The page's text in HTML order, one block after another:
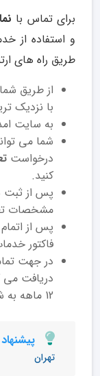
برای تماس با
و استفاده از
طریق راه های
از طریق
با نزدیک
به سایت
شما می
درخواست
کنید.
پس از ثبت
مشخصات
پس از اتمام
فاکتور
در جهت
12 ماهه به شما داده می شود.
تهران